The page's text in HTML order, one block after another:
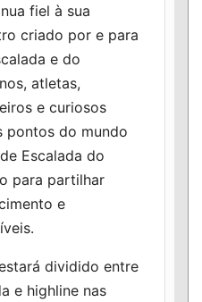
fiel à sua
criado por e para
e do
atletas,
e curiosos
pontos do mundo
Escalada do
para partilhar
e
dividido entre
e highline nas